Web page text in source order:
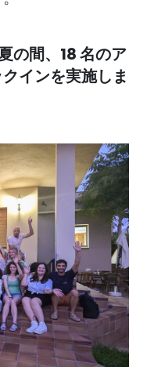
の間、18 名のア
インを実施しま